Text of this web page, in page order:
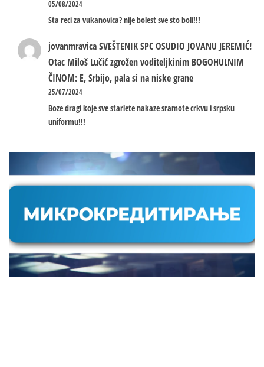
05/08/2024
Sta reci za vukanovica? nije bolest sve sto boli!!!
jovanmravicaSVEŠTENIK SPC OSUDIO JOVANU JEREMIĆ!
Otac Miloš Lučić zgrožen voditeljkinim BOGOHULNIM
ČINOM: E, Srbijo, pala si na niske grane
25/07/2024
Boze dragi koje sve starlete nakaze sramote crkvu i srpsku
uniformu!!!